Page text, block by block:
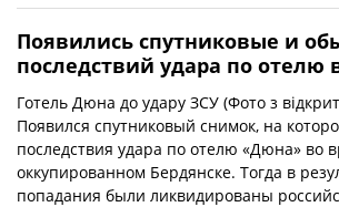
Появились спутниковые и
последствий удара по отелю
Готель Дюна до удару ЗСУ (Фото з
Появился спутниковый снимок, на
последствия удара по отелю «Дюна» во
оккупированном Бердянске. Тогда в
попадания были ликвидированы